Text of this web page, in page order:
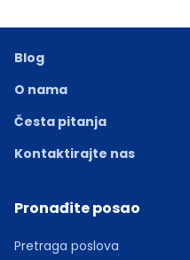
Blog
O nama
Česta pitanja
Kontaktirajte nas
Pronađite posao
Pretraga poslova